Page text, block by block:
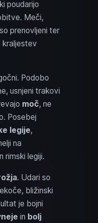
poudarijo
Meči,
prenovljeni ter
kraljestev
Podobo
usnjeni trakovi
moč, ne
Posebej
legije,
na
rimski legiji.
. Udari so
bližinski
je bojni
in bolj